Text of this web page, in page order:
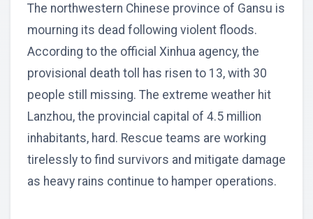
The northwestern Chinese province of Gansu is
mourning its dead following violent floods.
According to the official Xinhua agency, the
provisional death toll has risen to 13, with 30
people still missing. The extreme weather hit
Lanzhou, the provincial capital of 4.5 million
inhabitants, hard. Rescue teams are working
tirelessly to find survivors and mitigate damage
as heavy rains continue to hamper operations.